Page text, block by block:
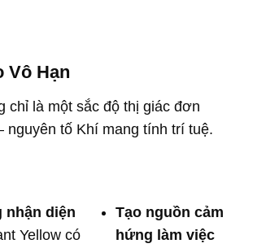
Vô Hạn
chỉ là một sắc độ thị giác đơn
tố Khí mang tính trí tuệ.
nhận diện
Yellow có
Tạo nguồn cảm
hứng làm việc